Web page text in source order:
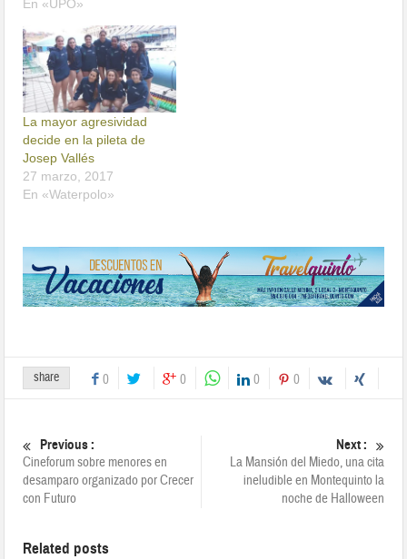
En «UPO»
La mayor agresividad
decide en la pileta de
Josep Vallés
27 marzo, 2017
En «Waterpolo»
share 0 0 0 0
Previous :
Cineforum sobre menores en
desamparo organizado por Crecer
con Futuro
Next :
La Mansión del Miedo, una cita
ineludible en Montequinto la
noche de Halloween
Related posts